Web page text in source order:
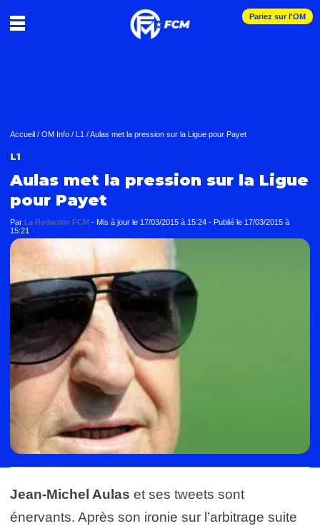
Pariez sur l'OM
Accueil / OM Info / L1 /Aulas met la pression sur la Ligue pour Payet
L1
Aulas met la pression sur la Ligue
pour Payet
Par La Redaction FCM - Mis à jour le 17/03/2015 à 15:24 - Publié le 17/03/2015 à
15:21
Jean-Michel Aulas et ses tweets sont
énervants. Après son ironie sur l’arbitrage suite